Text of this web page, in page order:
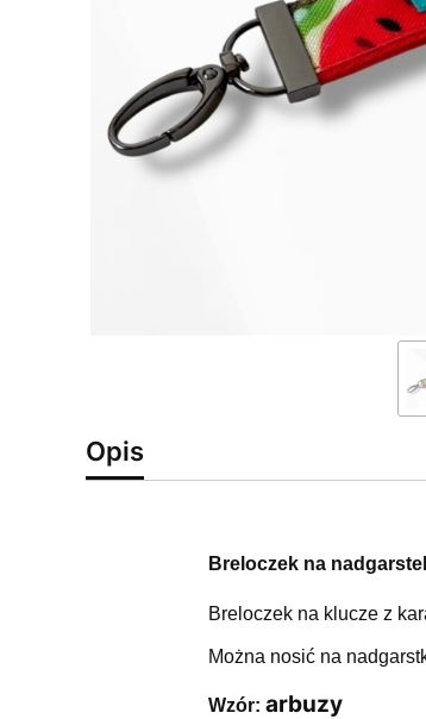
Opis
Breloczek na
Breloczek na klucze z
Można nosić na
Wzór: arbuzy